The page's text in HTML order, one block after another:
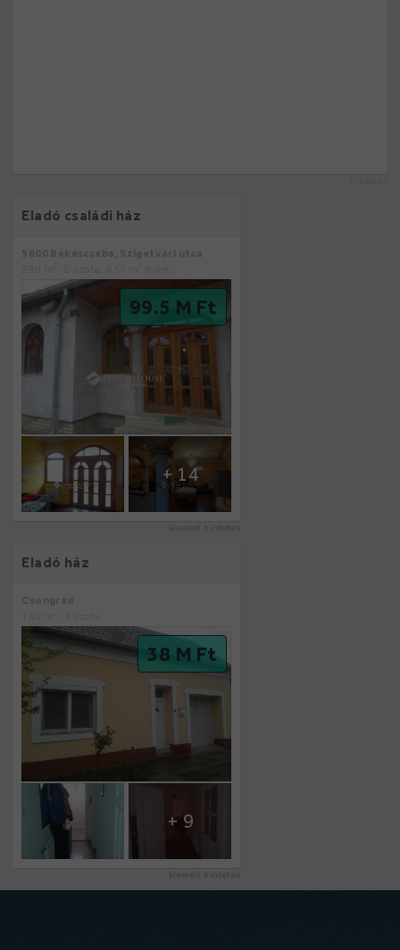
Eladó családi ház
99.5 M Ft
+ 14
kiemelt hirdetés
Eladó ház
38 M Ft
+ 9
kiemelt hirdetés